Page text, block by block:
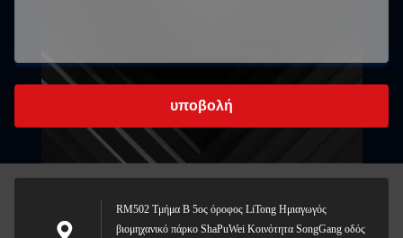
υποβολή
RM502 Τμήμα Β 5ος όροφος LiTong Ημιαγωγός
βιομηχανικό πάρκο ShaPuWei Κοινότητα SongGang οδός